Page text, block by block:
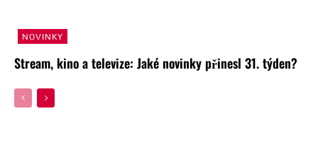
NOVINKY
Stream, kino a televize: Jaké novinky přinesl 31. týden?